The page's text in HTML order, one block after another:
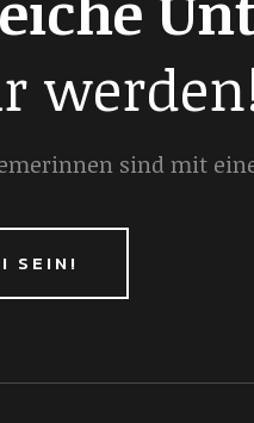
sind mit
SEIN!